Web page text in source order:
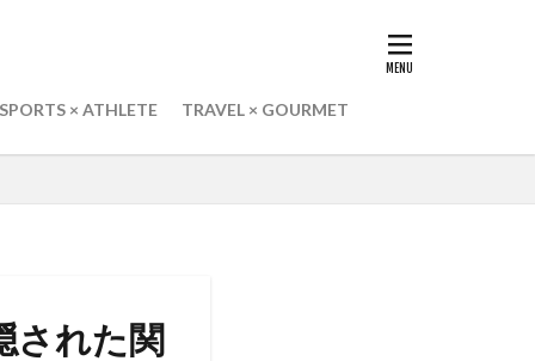
× ATHLETE TRAVEL × GOURMET
された関